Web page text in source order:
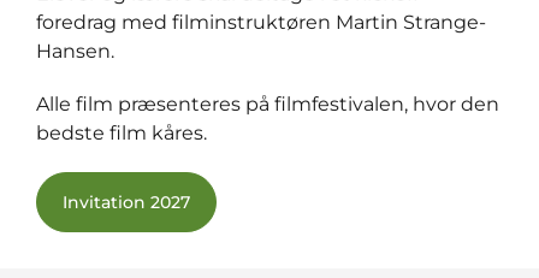
foredrag med filminstruktøren Martin Strange-
Hansen.
Alle film præsenteres på filmfestivalen, hvor den
bedste film kåres.
Invitation 2027